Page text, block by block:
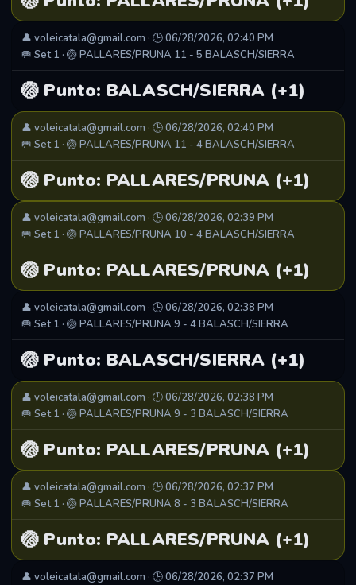
👤 voleicatala@gmail.com · 🕒 06/28/2026, 02:40 PM
🥅 Set 1 · 🏐 PALLARES/PRUNA 11 - 5 BALASCH/SIERRA
🏐 Punto: BALASCH/SIERRA (+1)
👤 voleicatala@gmail.com · 🕒 06/28/2026, 02:40 PM
🥅 Set 1 · 🏐 PALLARES/PRUNA 11 - 4 BALASCH/SIERRA
🏐 Punto: PALLARES/PRUNA (+1)
👤 voleicatala@gmail.com · 🕒 06/28/2026, 02:39 PM
🥅 Set 1 · 🏐 PALLARES/PRUNA 10 - 4 BALASCH/SIERRA
🏐 Punto: PALLARES/PRUNA (+1)
👤 voleicatala@gmail.com · 🕒 06/28/2026, 02:38 PM
🥅 Set 1 · 🏐 PALLARES/PRUNA 9 - 4 BALASCH/SIERRA
🏐 Punto: BALASCH/SIERRA (+1)
👤 voleicatala@gmail.com · 🕒 06/28/2026, 02:38 PM
🥅 Set 1 · 🏐 PALLARES/PRUNA 9 - 3 BALASCH/SIERRA
🏐 Punto: PALLARES/PRUNA (+1)
👤 voleicatala@gmail.com · 🕒 06/28/2026, 02:37 PM
🥅 Set 1 · 🏐 PALLARES/PRUNA 8 - 3 BALASCH/SIERRA
🏐 Punto: PALLARES/PRUNA (+1)
👤 voleicatala@gmail.com · 🕒 06/28/2026, 02:37 PM